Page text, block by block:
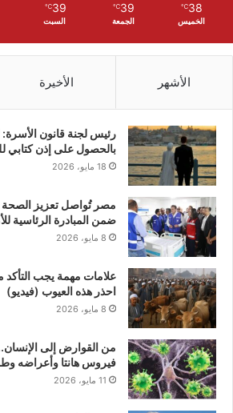
38
℃
الخميس
39
℃
الجمعة
39
℃
السبت
الأشهر الأخيرة
رئيس لجنة قانون
بالحصول على إذن كتابي
18 مايو، 2026
ضمن المبادرة الرئاسية
8 مايو، 2026
علامات مهمة يجب التأكد
احذر هذه العيوب (فيديو)
8 مايو، 2026
من القوارض إلى
فيروس هانتا وأعراضه
11 مايو، 2026